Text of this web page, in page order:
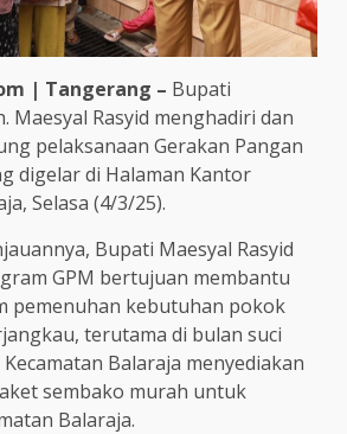
| Tangerang – Bupati
Maesyal Rasyid menghadiri dan
pelaksanaan Gerakan Pangan
digelar di Halaman Kantor
Selasa (4/3/25).
Bupati Maesyal Rasyid
GPM bertujuan membantu
pemenuhan kebutuhan pokok
terutama di bulan suci
Kecamatan Balaraja menyediakan
sembako murah untuk
Balaraja.